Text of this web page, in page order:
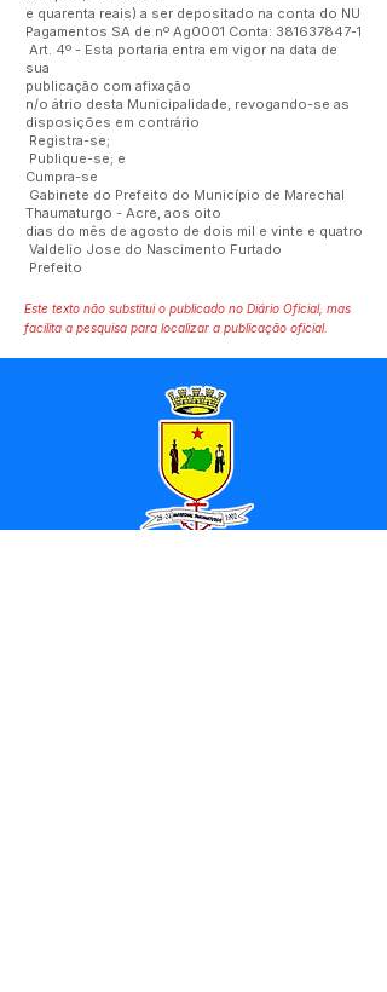
e quarenta reais) a ser depositado na conta do NU
Pagamentos SA de nº Ag0001 Conta: 381637847-1
Art. 4º - Esta portaria entra em vigor na data de
sua
publicação com afixação
n/o átrio desta Municipalidade, revogando-se as
disposições em contrário
Registra-se;
Publique-se; e
Cumpra-se
Gabinete do Prefeito do Município de Marechal
Thaumaturgo - Acre, aos oito
dias do mês de agosto de dois mil e vinte e quatro
Valdelio Jose do Nascimento Furtado
Prefeito
Este texto não substitui o publicado no Diário Oficial, mas
facilita a pesquisa para localizar a publicação oficial.